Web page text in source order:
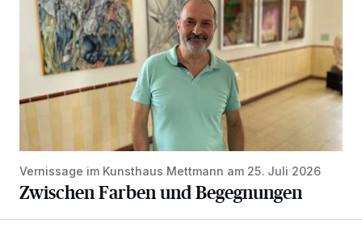
Vernissage im Kunsthaus Mettmann am 25. Juli 2026
Zwischen Farben und Begegnungen